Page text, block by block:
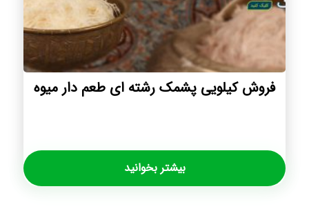
فروش کیلویی پشمک رشته ای طعم دار میوه
بیشتر بخوانید